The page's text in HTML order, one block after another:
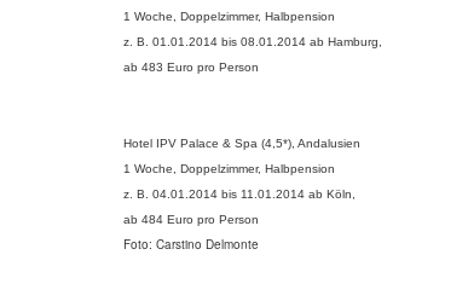
1 Woche, Doppelzimmer, Halbpension
z. B. 01.01.2014 bis 08.01.2014 ab Hamburg,
ab 483 Euro pro Person
Hotel IPV Palace & Spa (4,5*), Andalusien
1 Woche, Doppelzimmer, Halbpension
z. B. 04.01.2014 bis 11.01.2014 ab Köln,
ab 484 Euro pro Person
Foto: Carstino Delmonte